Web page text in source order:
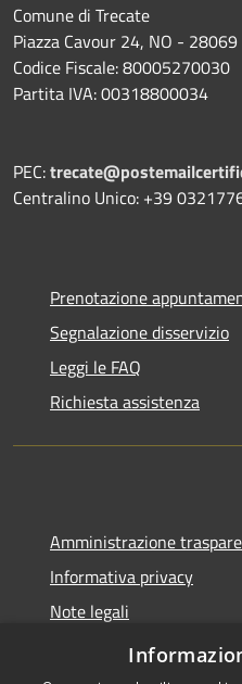
Comune di Trecate
Piazza Cavour 24, NO - 28069
Codice Fiscale: 80005270030
Partita IVA: 00318800034
PEC:
Centralino Unico: +39
Prenotazione
Segnalazione disservizio
Leggi le FAQ
Richiesta assistenza
Amministrazione
Informativa privacy
Note legali
Dichiarazione di